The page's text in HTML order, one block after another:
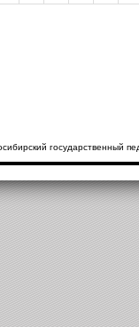
государственный